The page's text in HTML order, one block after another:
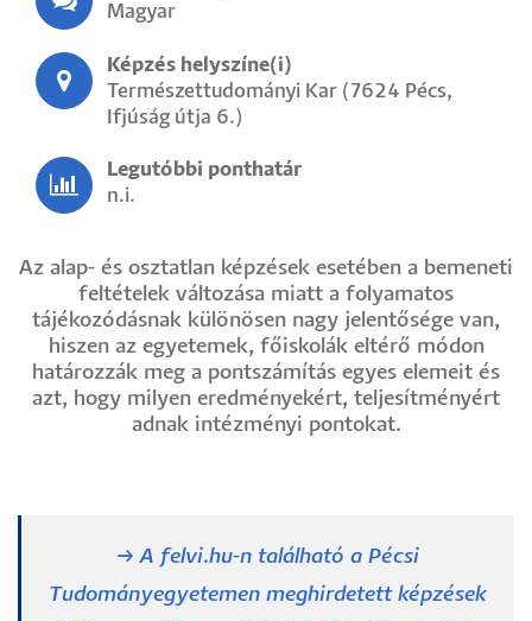
Magyar
Képzés helyszíne(i)
Természettudományi Kar (7624 Pécs,
Ifjúság útja 6.)
Legutóbbi ponthatár
n.i.
Az alap- és osztatlan képzések esetében a bemeneti
feltételek változása miatt a folyamatos
tájékozódásnak különösen nagy jelentősége van,
hiszen az egyetemek, főiskolák eltérő módon
határozzák meg a pontszámítás egyes elemeit és
azt, hogy milyen eredményekért, teljesítményért
adnak intézményi pontokat.
→ A felvi.hu-n található a Pécsi
Tudományegyetemen meghirdetett képzések